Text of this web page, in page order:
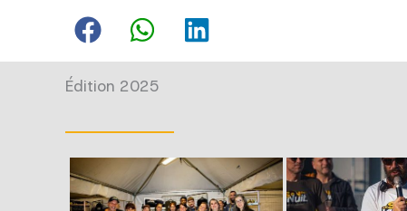
Édition 2025